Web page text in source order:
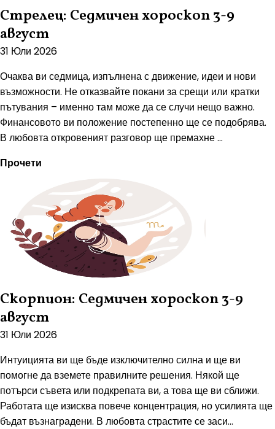
Стрелец: Седмичен хороскоп 3-9
август
31 Юли 2026
Очаква ви седмица, изпълнена с движение, идеи и нови
възможности. Не отказвайте покани за срещи или кратки
пътувания – именно там може да се случи нещо важно.
Финансовото ви положение постепенно ще се подобрява.
В любовта откровеният разговор ще премахне ...
Прочети
Скорпион: Седмичен хороскоп 3-9
август
31 Юли 2026
Интуицията ви ще бъде изключително силна и ще ви
помогне да вземете правилните решения. Някой ще
потърси съвета или подкрепата ви, а това ще ви сближи.
Работата ще изисква повече концентрация, но усилията ще
бъдат възнаградени. В любовта страстите се заси...